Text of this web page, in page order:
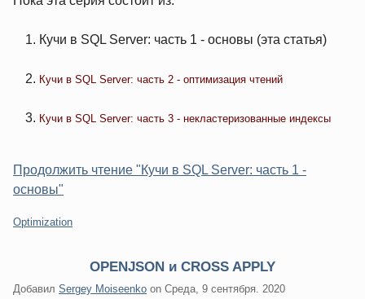
Кучи в SQL Server: часть 1 - основы (эта статья)
Кучи в SQL Server: часть 2 - оптимизация чтений
Кучи в SQL Server: часть 3 - некластеризованные индексы
Продолжить чтение "Кучи в SQL Server: часть 1 -
основы"
Категории:
Optimization
OPENJSON и CROSS APPLY
Добавил Sergey Moiseenko on Среда, 9 сентября. 2020